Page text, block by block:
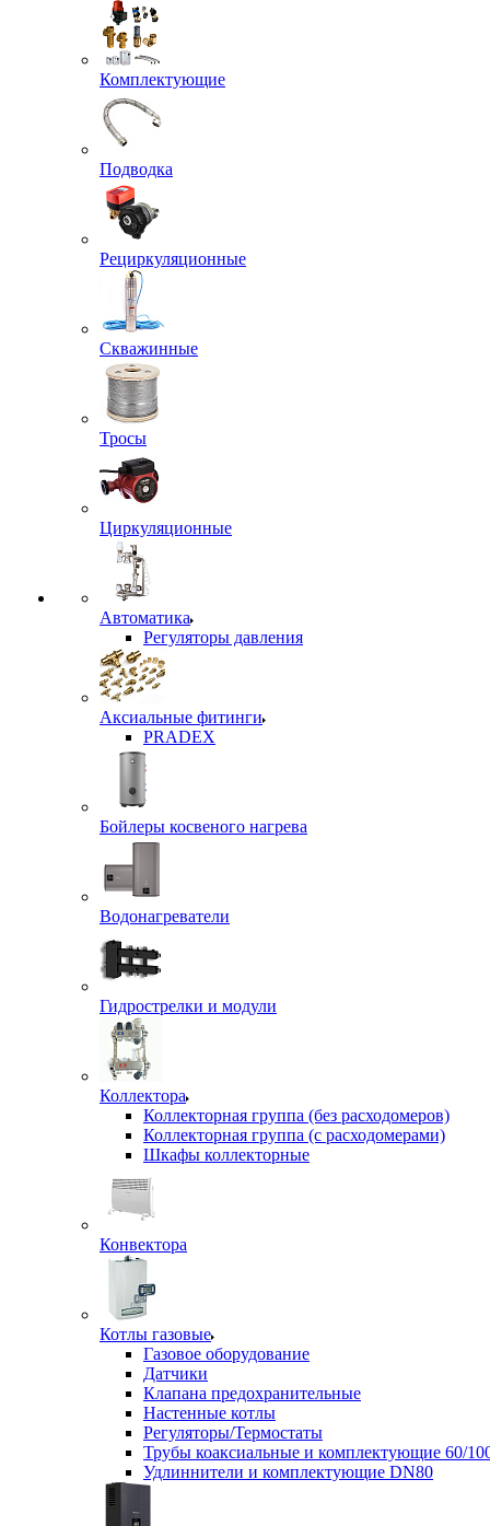
Комплектующие
Подводка
Рециркуляционные
Скважинные
Тросы
Циркуляционные
Автоматика
Регуляторы давления
Аксиальные фитинги
PRADEX
Бойлеры косвеного нагрева
Водонагреватели
Гидрострелки и модули
Коллектора
Коллекторная группа (без расходомеров)
Коллекторная группа (с расходомерами)
Шкафы коллекторные
Конвектора
Котлы газовые
Газовое оборудование
Датчики
Клапана предохранительные
Настенные котлы
Регуляторы/Термостаты
Трубы коаксиальные и комплектующие 60/
Удлиннители и комплектующие DN80